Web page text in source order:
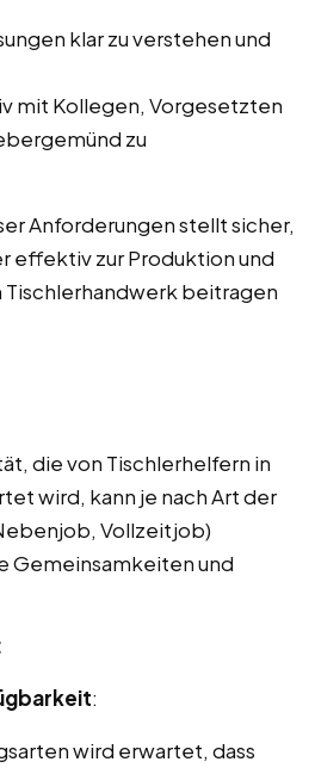
klar zu verstehen und
mit Kollegen, Vorgesetzten
zu
Anforderungen stellt sicher,
effektiv zur Produktion und
beitragen
die von Tischlerhelfern in
wird, kann je nach Art der
Vollzeitjob)
Gemeinsamkeiten und
:
wird erwartet, dass